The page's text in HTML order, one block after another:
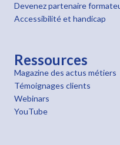
Devenez partenaire
Accessibilité et handicap
Ressources
Magazine des actus métiers
Témoignages clients
Webinars
YouTube